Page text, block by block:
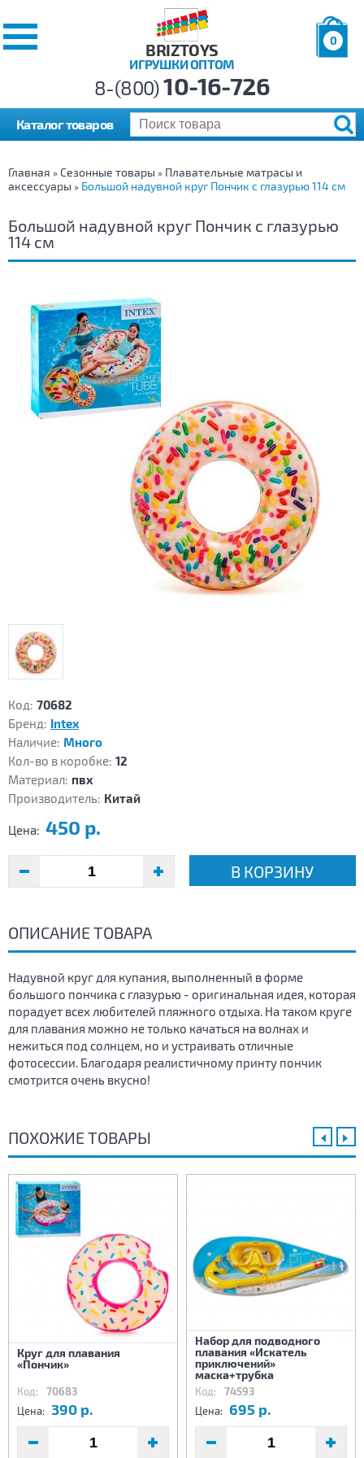
BRIZTOYS
ИГРУШКИ ОПТОМ
0
р.
8-(800)10-16-726
Каталог товаров
Главная » Сезонные товары » Плавательные матрасы и
аксессуары » Большой надувной круг Пончик с глазурью 114 см
Большой надувной круг Пончик с глазурью
114 см
Код: 70682
Бренд: Intex
Наличие: Много
Кол-во в коробке: 12
Материал: пвх
Производитель: Китай
Цена: 450 р.
В КОРЗИНУ
ОПИСАНИЕ ТОВАРА
Надувной круг для купания, выполненный в форме
большого пончика с глазурью - оригинальная идея, которая
порадует всех любителей пляжного отдыха. На таком круге
для плавания можно не только качаться на волнах и
нежиться под солнцем, но и устраивать отличные
фотосессии. Благодаря реалистичному принту пончик
смотрится очень вкусно!
ПОХОЖИЕ ТОВАРЫ
Круг для плавания
«Пончик»
Код: 70683
Цена: 390 р.
Набор для подводного
плавания «Искатель
приключений»
маска+трубка
Код: 74593
Цена: 695 р.